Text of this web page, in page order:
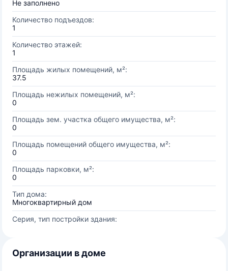
Не заполнено
Количество подъездов:
1
Количество этажей:
1
Площадь жилых помещений, м²:
37.5
Площадь нежилых помещений, м²:
0
Площадь зем. участка общего имущества, м²:
0
Площадь помещений общего имущества, м²:
0
Площадь парковки, м²:
0
Тип дома:
Многоквартирный дом
Серия, тип постройки здания:
Организации в доме